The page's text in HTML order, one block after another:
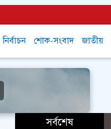
নির্বাচন শোক-সংবাদ জাতীয়
সর্বশেষ